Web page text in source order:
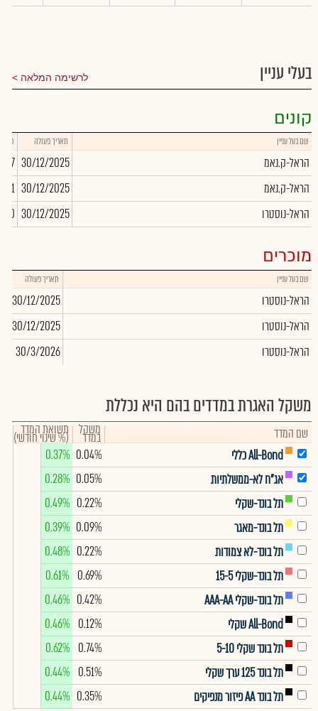
בעלי עניין לרשימה המלאה
קונים
שם בעל עניין תאריך פעולה כמות
הראל-ק.נאמ 30/12/2025
הראל-ק.נאמ
30/12/2025
הראל-נוסטרו
30/12/2025
280
מוכרים
שם בעל עניין תאריך פעולה
הראל-נוסטרו 30/12/2025
הראל-נוסטרו
30/12/2025
הראל-נוסטרו
30/3/2026
משקל האגרת במדדים בהם היא נכללת
שם המדד משקל
במדד תשואת המדד
(% שינוי חודשי)
All-Bond כללי
0.04%
0.37%
אג"ח לא-ממשלתיות
0.05%
0.28%
תל בונד-שקלי
0.22%
0.49%
תל בונד-מאגר
0.09%
0.39%
תל בונד-לא צמודות
0.22%
0.48%
תל בונד-שקלי 15-5
0.69%
0.61%
תל בונד-שקלי AAA-AA
0.42%
0.46%
All-Bond שקלי
0.12%
0.46%
תל בונד שקלי 5-10
0.74%
0.62%
תל בונד 125 ערך שקלי
0.51%
0.44%
תל בונד AA פיזור מנפיקים
0.35%
0.44%